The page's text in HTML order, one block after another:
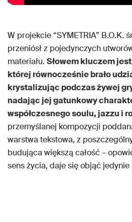
W projekcie “SYMETRIA” B.O.K.
przeniósł z pojedynczych
materiału. Słowem kluczem
której równocześnie brało
krystalizując podczas żywej
nadając jej gatunkowy
współczesnego soulu, jazzu i
przemyślanej kompozycji
warstwa tekstowa, z
budująca większą całość –
sens życia, daje się objąć